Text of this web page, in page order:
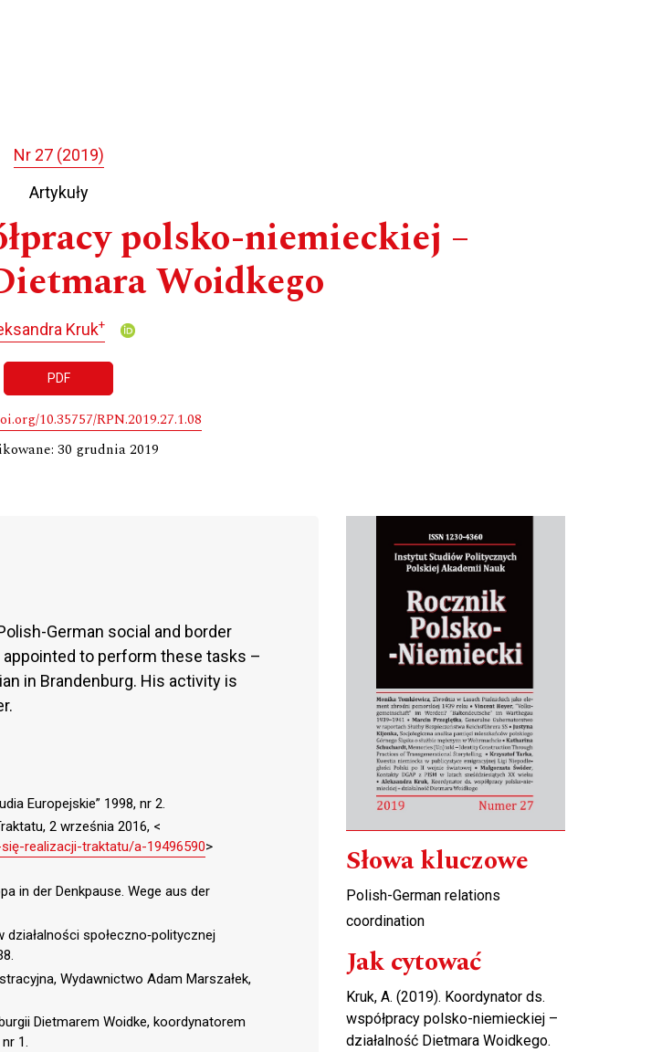
Nr 27 (2019)
Artykuły
polsko-niemieckiej –
Woidkego
Kruk+
PDF
10.35757/RPN.2019.27.1.08
30 grudnia 2019
German social and border
to perform these tasks –
in Brandenburg. His activity is
Europejskie” 1998, nr 2.
2 września 2016, <
realizacji-traktatu/a-19496590>
in der Denkpause. Wege aus der
społeczno‑politycznej
Wydawnictwo Adam Marszałek,
Dietmarem Woidke, koordynatorem
1.
Cover image
Słowa kluczowe
Polish-German relations
coordination
Jak cytować
Kruk, A. (2019). Koordynator ds.
współpracy polsko-niemieckiej –
działalność Dietmara Woidkego.